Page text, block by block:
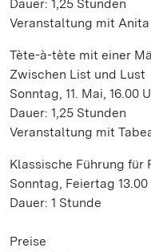
Dauer: 1,25 Stunden
Veranstaltung mit
Tète-à-tète mit einer
Zwischen List und Lust
Sonntag, 11. Mai, 16.00
Dauer: 1,25 Stunden
Veranstaltung mit
Klassische Führung für
Sonntag, Feiertag
Dauer: 1 Stunde
Preise